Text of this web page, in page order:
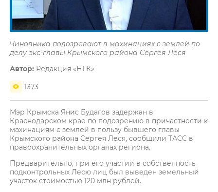
Чиновника подозревают в махинациях с землей по
делу экс-главы Крымского района Сергея Леся
Автор: Редакция «НГК»
1373
Мэр Крымска Янис Будагов задержан в
Краснодарском крае по подозрению в причастности к
махинациям с землей в пользу бывшего главы
Крымского района Сергея Леся, сообщили ТАСС в
правоохранительных органах региона.
Предварительно, при его участии в собственность
подконтрольных Лесю лиц был выведен земельный
участок стоимостью 120 млн рублей.